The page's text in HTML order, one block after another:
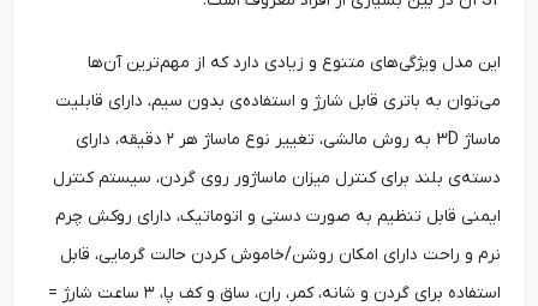
این مدل ویژگی‌های متنوع و زیادی دارد که از مهم‌ترین آن‌ها
می‌توان به باتری قابل شارژ و استفاده‌ی بدون سیم، دارای قابلیت
ماساژ 3D به روش مالشی، تغییر نوع ماساژ هر ۲ دقیقه، دارای
دسته‌ی بلند برای کنترل میزان ماساژور روی گردن، سیستم کنترل
ایمنی قابل تنظیم به صورت دستی و اتوماتیک، دارای روکش چرم
نرم و راحت دارای امکان روشن/خاموش کردن حالت گرمایی، قابل
استفاده برای گردن و شانه، کمر، ران، ساق و کف پا، ۳ ساعت شارژ =